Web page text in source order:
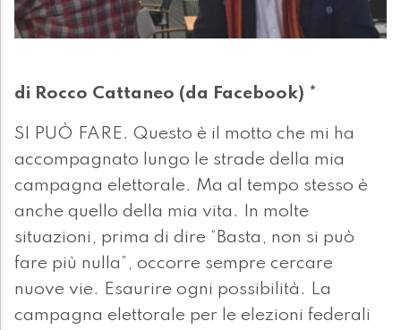
di Rocco Cattaneo (da Facebook) *
SI PUÒ FARE. Questo è il motto che mi ha
accompagnato lungo le strade della mia
campagna elettorale. Ma al tempo stesso è
anche quello della mia vita. In molte
situazioni, prima di dire “Basta, non si può
fare più nulla”, occorre sempre cercare
nuove vie. Esaurire ogni possibilità. La
campagna elettorale per le elezioni federali